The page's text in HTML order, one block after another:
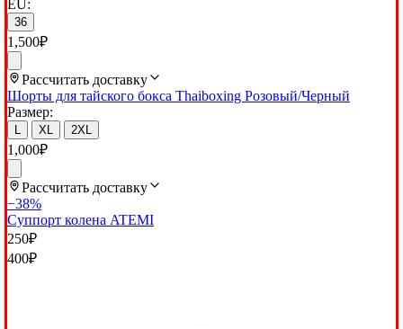
EU:
36
1,500₽
Рассчитать доставку
Шорты для тайского бокса Thaiboxing Розовый/Черный
Размер:
L XL 2XL
1,000₽
Рассчитать доставку
−38%
Суппорт колена ATEMI
250₽
400₽